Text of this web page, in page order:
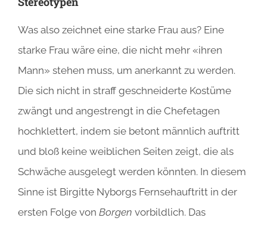
Was also zeichnet eine starke Frau aus? Eine
starke Frau wäre eine, die nicht mehr «ihren
Mann» stehen muss, um anerkannt zu werden.
Die sich nicht in straff geschneiderte Kostüme
zwängt und angestrengt in die Chefetagen
hochklettert, indem sie betont männlich auftritt
und bloß keine weiblichen Seiten zeigt, die als
Schwäche ausgelegt werden könnten. In diesem
Sinne ist Birgitte Nyborgs Fernsehauftritt in der
ersten Folge von Borgen vorbildlich. Das